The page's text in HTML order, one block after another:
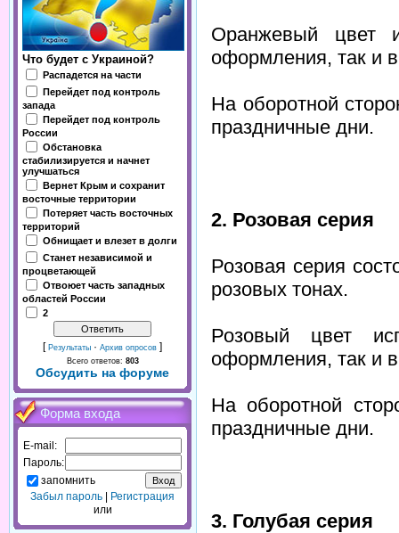
Что будет с Украиной?
Распадется на части
Перейдет под контроль
запада
Перейдет под контроль
России
Обстановка
стабилизируется и начнет
улучшаться
Вернет Крым и сохранит
восточные территории
Потеряет часть восточных
территорий
Обнищает и влезет в долги
Станет независимой и
процветающей
Отвоюет часть западных
областей России
2
[ Результаты · Архив опросов ]
Всего ответов: 803
Обсудить на форуме
Форма входа
E-mail:
Пароль:
запомнить
Забыл пароль
Регистрация
или
Оранжевый цвет
оформления, так и
На оборотной
праздничные дни.
2. Розовая серия
Розовая серия
розовых тонах.
Розовый цвет
оформления, так и
На оборотной
праздничные дни.
3. Голубая серия